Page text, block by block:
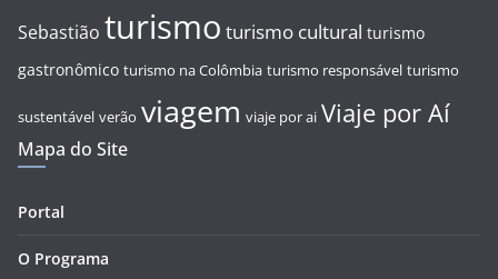
Sebastião turismo turismo cultural turismo
gastronômico turismo na Colômbia turismo responsável turismo
sustentável verão viagem viaje por ai Viaje por Aí
Mapa do Site
Portal
O Programa